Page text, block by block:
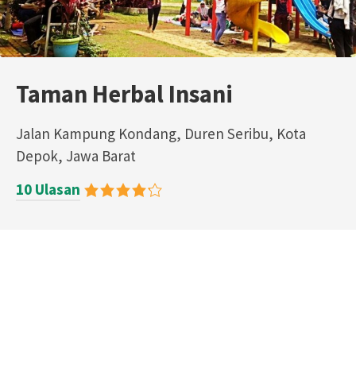
Taman Herbal Insani
Jalan Kampung Kondang, Duren Seribu, Kota
Depok, Jawa Barat
10 Ulasan